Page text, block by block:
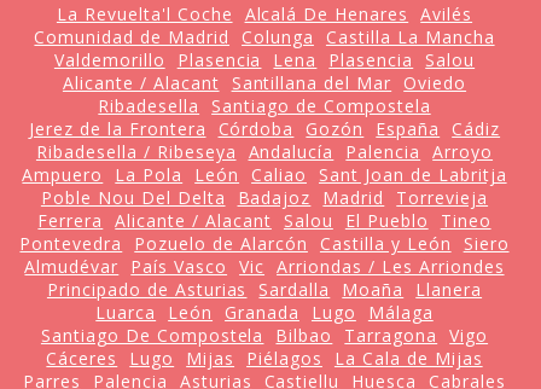
La Revuelta'l Coche Alcalá De Henares
Avilés
Comunidad de Madrid
Colunga
Castilla La Mancha
Valdemorillo
Plasencia Lena Plasencia
Salou
Alicante / Alacant
Santillana del Mar
Oviedo
Ribadesella
Santiago de Compostela
Jerez de la Frontera
Córdoba Gozón España
Cádiz
Ribadesella / Ribeseya
Andalucía Palencia
Arroyo
Ampuero
La Pola León Caliao
Sant Joan de Labritja
Poble Nou Del Delta
Badajoz Madrid
Torrevieja
Ferrera
Alicante / Alacant Salou El Pueblo
Tineo
Pontevedra
Pozuelo de Alarcón Castilla y León
Siero
Almudévar
País Vasco Vic Arriondas / Les Arriondes
Principado de Asturias
Sardalla Moaña
Llanera
Luarca
León Granada Lugo
Málaga
Santiago De Compostela
Bilbao Tarragona
Vigo
Cáceres
Lugo Mijas Piélagos
La Cala de Mijas
Parres
Palencia Asturias Castiellu Huesca
Cabrales